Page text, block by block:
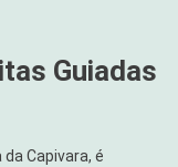
Guiadas
Capivara, é